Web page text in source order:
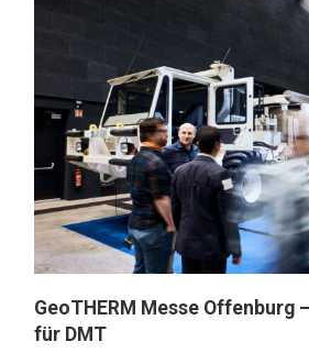
GeoTHERM Messe Offenburg
für DMT